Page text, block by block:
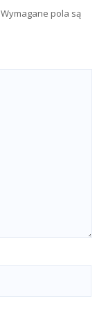
Wymagane pola są